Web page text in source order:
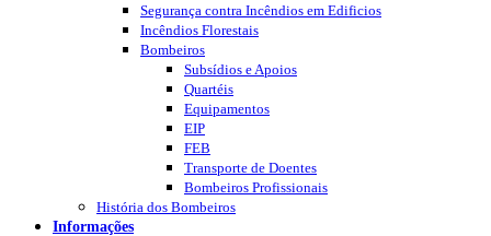
Segurança contra Incêndios em Edificios
Incêndios Florestais
Bombeiros
Subsídios e Apoios
Quartéis
Equipamentos
EIP
FEB
Transporte de Doentes
Bombeiros Profissionais
História dos Bombeiros
Informações